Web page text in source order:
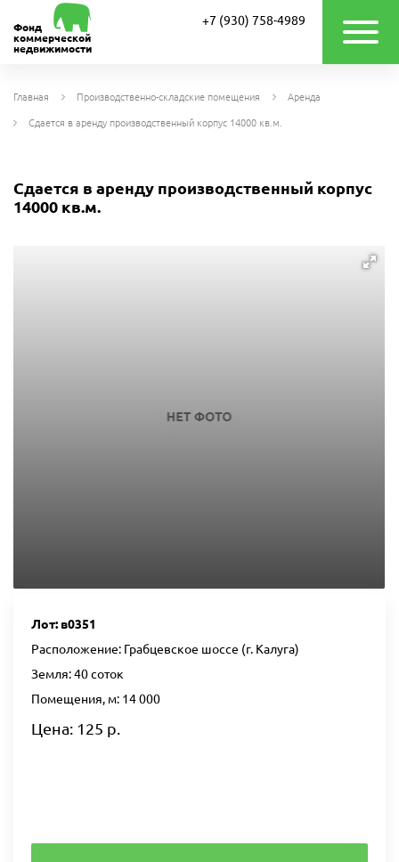
Фонд
коммерческой
недвижимости
+7 (930) 758-4989
Главная Производственно-складские помещения Аренда
Сдается в аренду производственный корпус 14000 кв.м.
Сдается в аренду производственный корпус
14000 кв.м.
Лот: в0351
Расположение: Грабцевское шоссе (г. Калуга)
Земля: 40 соток
Помещения, м: 14 000
Цена: 125 р.